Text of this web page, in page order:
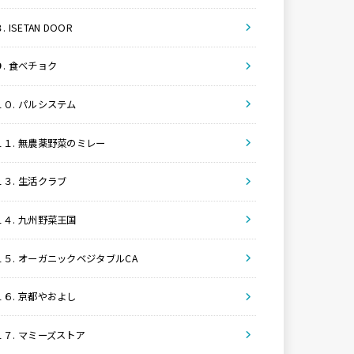
. ISETAN DOOR
. 食べチョク
０. パルシステム
１. 無農薬野菜のミレー
３. 生活クラブ
４. 九州野菜王国
５. オーガニックベジタブルCA
６. 京都やおよし
７. マミーズストア